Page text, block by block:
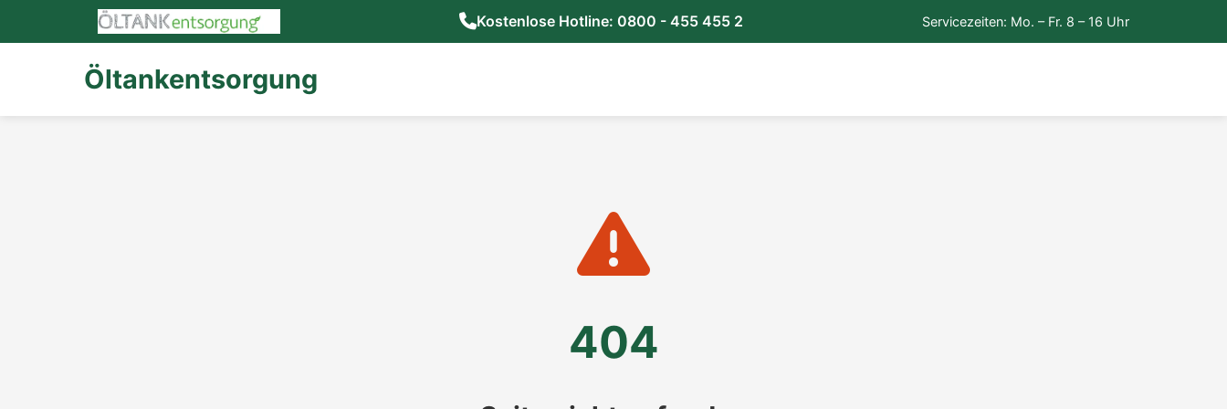
Kostenlose Hotline: 0800 - 455 455 2 Servicezeiten: Mo. – Fr. 8 – 16 Uhr
Öltankentsorgung
404